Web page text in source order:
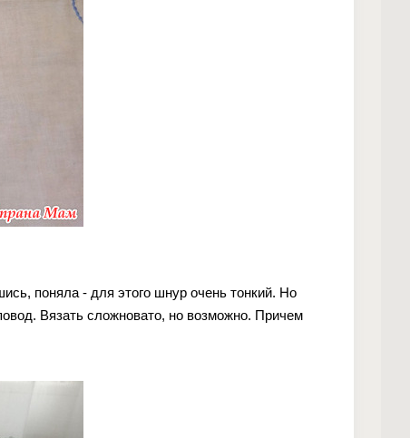
поняла - для этого шнур очень тонкий. Но
Вязать сложновато, но возможно. Причем